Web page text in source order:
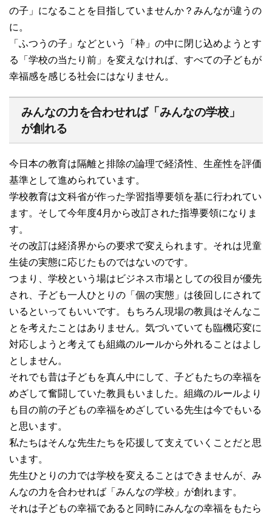
の子」になることを目指していませんか？みんなが違うの
に。
「ふつうの子」などという「枠」の中に閉じ込めようとす
る「学校の当たり前」を変えなければ、すべての子どもが
幸福感を感じる社会にはなりません。
みんなの力を合わせれば「みんなの学校」
が創れる
今日本の教育は隔離と排除の論理で経済性、生産性を評価
基準として進められています。
学校教育は文科省が作った学習指導要領を基に行われてい
ます。そして今年度4月から改訂された指導要領になりま
す。
その改訂は経済界からの要求で変えられます。それは児童
生徒の実態に応じたものではないのです。
つまり、学校という場はビジネス市場としての役目が優先
され、子ども一人ひとりの「個の実態」は後回しにされて
いるといってもいいです。もちろん現場の教員はそんなこ
とを考えたことはありません。気づいていても臨機応変に
対応しようと考えても組織のルールから外れることはよし
としません。
それでも昔は子どもを真ん中にして、子どもたちの幸福を
めざして奮闘していた教員もいました。組織のルールより
も目の前の子どもの幸福をめざしている先生は今でもいる
と思います。
私たちはそんな先生たちを応援して支えていくことだと思
います。
先生ひとりの力では学校を変えることはできませんが、み
んなの力を合わせれば「みんなの学校」が創れます。
それは子どもの幸福であると同時にみんなの幸福をもたら